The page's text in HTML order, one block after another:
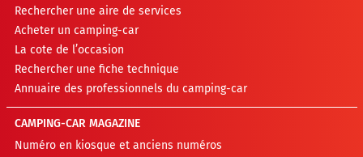
Rechercher une aire de services
Acheter un camping-car
La cote de l’occasion
Rechercher une fiche technique
Annuaire des professionnels du camping-car
CAMPING-CAR MAGAZINE
Numéro en kiosque et anciens numéros